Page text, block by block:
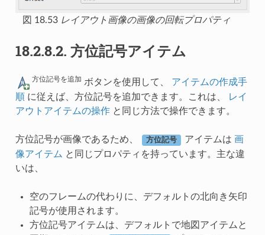
図 18.53 レイアウト画像の画像の回転プロパティ
18.2.8.2. 方位記号アイテム
方位記号を追加 ボタンを使用して、 アイテムの作成手
順 に従えば、方位記号を追加できます。これは、
レイ
アウトアイテムの操作と同じ方法で操作できます。
方位記号が画像であるため、 方位記号 アイテムは 画
像アイテム と同じプロパティを持っています。主な違
いは、
空のフレームの代わりに、デフォルトの北向き矢印
記号が使用されます。
方位記号アイテムは、デフォルトで地図アイテムと